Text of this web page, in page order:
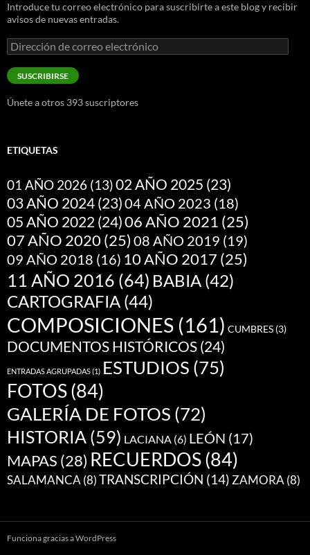
Introduce tu correo electrónico para suscribirte a este blog y recibir
avisos de nuevas entradas.
Dirección
de
correo
electrónico
SUSCRIBIRSE
Únete a otros 393 suscriptores
ETIQUETAS
01 AÑO 2026 (13)02 AÑO 2025 (23)
03 AÑO 2024(23)04 AÑO 2023 (18)
05 AÑO 2022(24)06 AÑO 2021 (25)
07 AÑO 2020 (25) 08 AÑO 2019 (19)
09 AÑO 2018 (16) 10 AÑO 2017 (25)
11 AÑO 2016 (64) BABIA (42)
CARTOGRAFIA (44)
COMPOSICIONES (161) CUMBRES (3)
DOCUMENTOS HISTÓRICOS(24)
ENTRADAS AGRUPADAS(1) ESTUDIOS (75)
FOTOS(84)
GALERÍA DE FOTOS (72)
HISTORIA (59) LACIANA (6) LEÓN (17)
MAPAS (28) RECUERDOS(84)
SALAMANCA(8)TRANSCRIPCIÓN (14)ZAMORA(8)
Funciona gracias a WordPress